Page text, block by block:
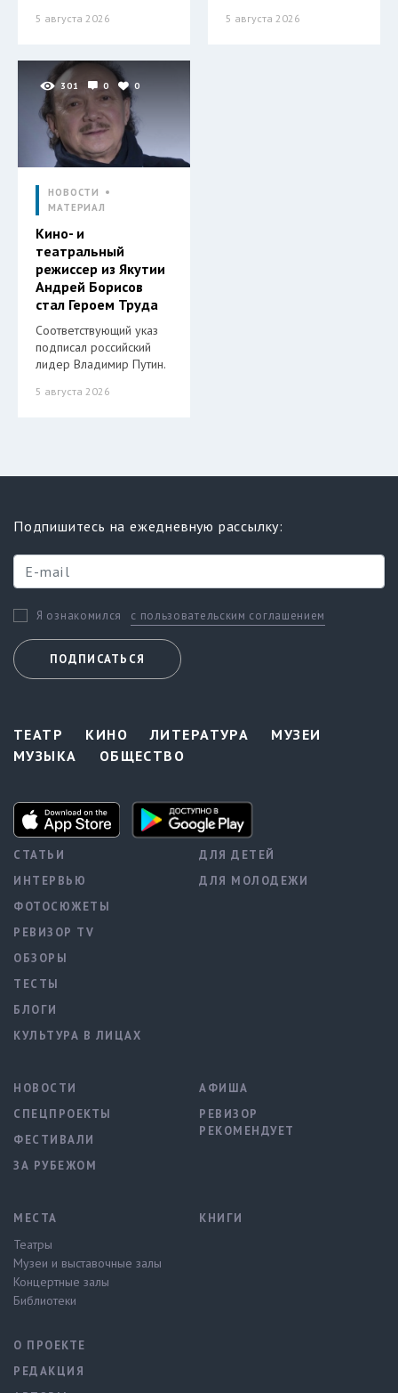
5 августа 2026 5 августа 2026
301 0 0
НОВОСТИ
МАТЕРИАЛ
Кино- и
театральный
режиссер из Якутии
Андрей Борисов
стал Героем Труда
Соответствующий указ
подписал российский
лидер Владимир Путин.
5 августа 2026
Подпишитесь на ежедневную рассылку:
Я ознакомился с пользовательским соглашением
ПОДПИСАТЬСЯ
ТЕАТР КИНО ЛИТЕРАТУРА
МУЗЕИ
МУЗЫКА
ОБЩЕСТВО
СТАТЬИ
ИНТЕРВЬЮ
ФОТОСЮЖЕТЫ
РЕВИЗОР TV
ОБЗОРЫ
ТЕСТЫ
БЛОГИ
КУЛЬТУРА В ЛИЦАХ
ДЛЯ ДЕТЕЙ
ДЛЯ МОЛОДЕЖИ
НОВОСТИ
СПЕЦПРОЕКТЫ
ФЕСТИВАЛИ
ЗА РУБЕЖОМ
АФИША
РЕВИЗОР
РЕКОМЕНДУЕТ
МЕСТА
Театры
Музеи и выставочные залы
Концертные залы
Библиотеки
КНИГИ
О ПРОЕКТЕ
РЕДАКЦИЯ